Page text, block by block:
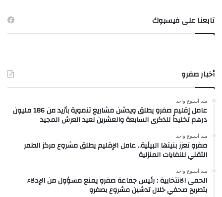
تابعنا على فيسبوك
أخبار صفرو
منذ أسبوع واحد
عامل إقليم صفرو يطلق ويدشن مشاريع تنموية بأزيد من 186 مليون
درهم تخليداً للذكرى السابعة والعشرين لعيد العرش المجيد
منذ أسبوع واحد
صفرو تعزز بنيتها البيئية.. عامل الإقليم يطلق مشروع مركز الطمر
التقني للنفايات المنزلية
منذ أسبوع واحد
الحمى الانتخابية : رئيس جماعة صفرو يمنع مسؤول من الإدلاء
بتصريح صحفي خلال تدشين مشروع بصفرو